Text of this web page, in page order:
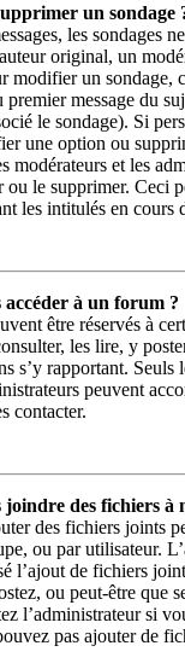
un sondage
les sondages
original, un
modifier un sondage,
message du
le sondage). Si
une option ou
modérateurs et les
le supprimer. Ceci
les intitulés en cours
à un forum ?
être réservés à
les lire, y
s’y rapportant. Seuls
peuvent
contacter.
des fichiers à
des fichiers joints
ou par utilisateur.
l’ajout de fichiers
ou peut-être que
l’administrateur si
pas ajouter de